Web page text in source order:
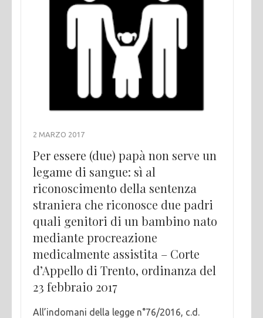
2 MARZO 2017
Per essere (due) papà non serve un
legame di sangue: sì al
riconoscimento della sentenza
straniera che riconosce due padri
quali genitori di un bambino nato
mediante procreazione
medicalmente assistita – Corte
d’Appello di Trento, ordinanza del
23 febbraio 2017
All’indomani della legge n°76/2016, c.d.